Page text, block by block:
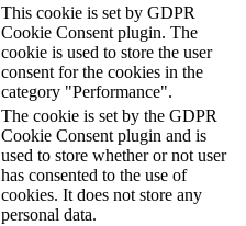
This cookie is set by GDPR
Cookie Consent plugin. The
cookie is used to store the user
consent for the cookies in the
category "Performance".
The cookie is set by the GDPR
Cookie Consent plugin and is
used to store whether or not user
has consented to the use of
cookies. It does not store any
personal data.